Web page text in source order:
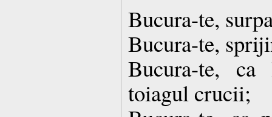
Bucura-te,
Bucura-te,
Bucura-te,
toiagul crucii;